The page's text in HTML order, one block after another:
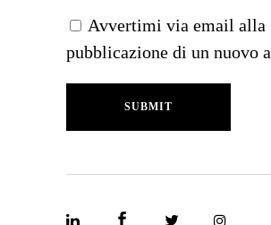
Avvertimi via email alla
pubblicazione di un nuovo
SUBMIT